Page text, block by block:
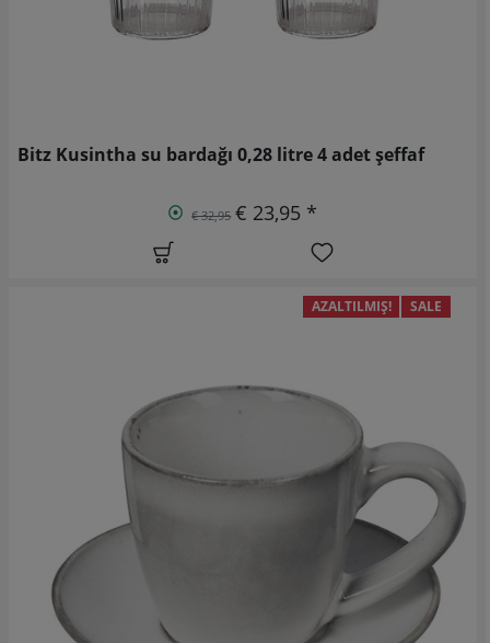
Bitz Kusintha su bardağı 0,28 litre 4 adet şeffaf
€ 32,95 € 23,95 *
AZALTILMIŞ! SALE